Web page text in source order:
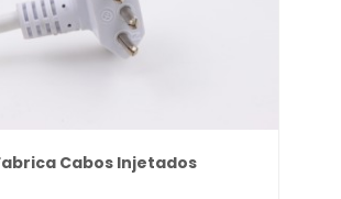
Cabos Injetados